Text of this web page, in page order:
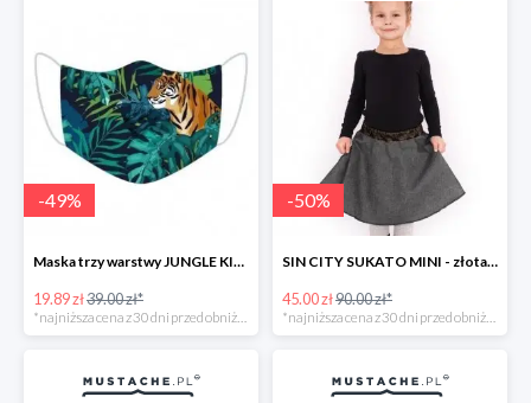
-49%
Maska trzy warstwy JUNGLE KIDS -49%
19.89 zł39.00 zł*
*najniższa cena z 30 dni przed obniżką
-50%
SIN CITY SUKATO MINI - złota dwustronna spódnica z kieszeniami -50%
45.00 zł90.00 zł*
*najniższa cena z 30 dni przed obniżką